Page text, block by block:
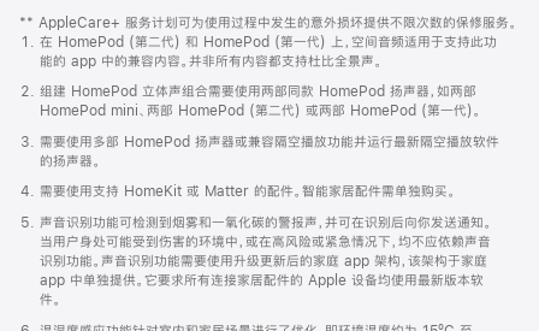
窗
口
中
打
开)
** AppleCare+ 服务计划可为使用过程中发生的意外损坏提供不限次数的保修服务。
在 HomePod (第二代) 和 HomePod (第一代) 上，空间音频适用于支持此功
能的 app 中的兼容内容。并非所有内容都支持杜比全景声。
组建 HomePod 立体声组合需要使用两部同款 HomePod 扬声器，如两部
HomePod mini、两部 HomePod (第二代) 或两部 HomePod (第一代)。
需要使用多部 HomePod 扬声器或兼容隔空播放功能并运行最新隔空播放软件
的扬声器。
需要使用支持 HomeKit 或 Matter 的配件。智能家居配件需单独购买。
声音识别功能可检测到烟雾和一氧化碳的警报声，并可在识别后向你发送通知。
当用户身处可能受到伤害的环境中，或在高风险或紧急情况下，均不应依赖声音
识别功能。声音识别功能需要使用升级更新后的家庭 app 架构，该架构于家庭
app 中单独提供。它要求所有连接家居配件的 Apple 设备均使用最新版本软
件。